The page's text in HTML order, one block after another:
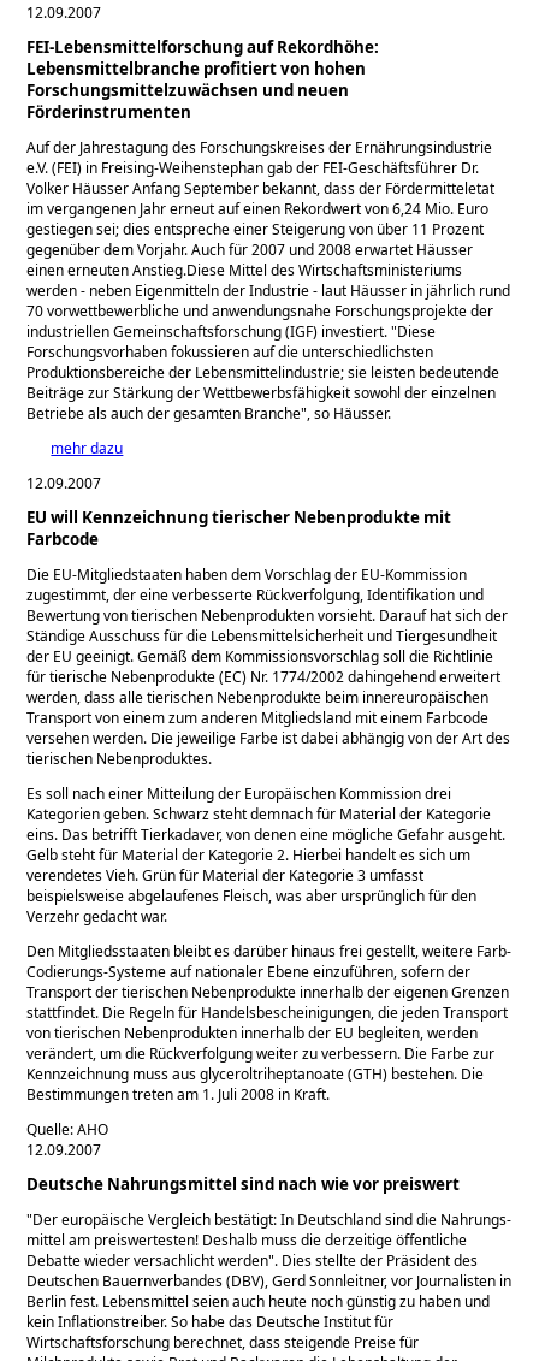
12.09.2007
FEI-Lebensmittelforschung auf Rekordhöhe:
Lebensmittelbranche profitiert von hohen
Forschungsmittelzuwächsen und neuen
Förderinstrumenten
Auf der Jahrestagung des Forschungskreises der Ernährungsindustrie
e.V. (FEI) in Freising-Weihenstephan gab der FEI-Geschäftsführer Dr.
Volker Häusser Anfang September bekannt, dass der Fördermitteletat
im vergangenen Jahr erneut auf einen Rekordwert von 6,24 Mio. Euro
gestiegen sei; dies entspreche einer Steigerung von über 11 Prozent
gegenüber dem Vorjahr. Auch für 2007 und 2008 erwartet Häusser
einen erneuten Anstieg.Diese Mittel des Wirtschaftsministeriums
werden - neben Eigenmitteln der Industrie - laut Häusser in jährlich rund
70 vorwettbewerbliche und anwendungsnahe Forschungsprojekte der
industriellen Gemeinschaftsforschung (IGF) investiert. "Diese
Forschungsvorhaben fokussieren auf die unterschiedlichsten
Produktionsbereiche der Lebensmittelindustrie; sie leisten bedeutende
Beiträge zur Stärkung der Wettbewerbsfähigkeit sowohl der einzelnen
Betriebe als auch der gesamten Branche", so Häusser.
mehr dazu
12.09.2007
EU will Kennzeichnung tierischer Nebenprodukte mit
Farbcode
Die EU-Mitgliedstaaten haben dem Vorschlag der EU-Kommission
zugestimmt, der eine verbesserte Rückverfolgung, Identifikation und
Bewertung von tierischen Nebenprodukten vorsieht. Darauf hat sich der
Ständige Ausschuss für die Lebensmittelsicherheit und Tiergesundheit
der EU geeinigt. Gemäß dem Kommissionsvorschlag soll die Richtlinie
für tierische Nebenprodukte (EC) Nr. 1774/2002 dahingehend erweitert
werden, dass alle tierischen Nebenprodukte beim innereuropäischen
Transport von einem zum anderen Mitgliedsland mit einem Farbcode
versehen werden. Die jeweilige Farbe ist dabei abhängig von der Art des
tierischen Nebenproduktes.
Es soll nach einer Mitteilung der Europäischen Kommission drei
Kategorien geben. Schwarz steht demnach für Material der Kategorie
eins. Das betrifft Tierkadaver, von denen eine mögliche Gefahr ausgeht.
Gelb steht für Material der Kategorie 2. Hierbei handelt es sich um
verendetes Vieh. Grün für Material der Kategorie 3 umfasst
beispielsweise abgelaufenes Fleisch, was aber ursprünglich für den
Verzehr gedacht war.
Den Mitgliedsstaaten bleibt es darüber hinaus frei gestellt, weitere Farb-
Codierungs-Systeme auf nationaler Ebene einzuführen, sofern der
Transport der tierischen Nebenprodukte innerhalb der eigenen Grenzen
stattfindet. Die Regeln für Handelsbescheinigungen, die jeden Transport
von tierischen Nebenprodukten innerhalb der EU begleiten, werden
verändert, um die Rückverfolgung weiter zu verbessern. Die Farbe zur
Kennzeichnung muss aus glyceroltriheptanoate (GTH) bestehen. Die
Bestimmungen treten am 1. Juli 2008 in Kraft.
Quelle: AHO
12.09.2007
Deutsche Nahrungsmittel sind nach wie vor preiswert
Der europäische Vergleich bestätigt: In Deutschland sind die Nahrungs­
mittel am preiswertesten! Deshalb muss die derzeitige öffentliche
Debatte wieder versachlicht werden . Dies stellte der Präsident des
Deutschen Bauernverbandes (DBV), Gerd Sonnleitner, vor Journalisten in
Berlin fest. Lebensmittel seien auch heute noch günstig zu haben und
kein Inflationstreiber. So habe das Deutsche Institut für
Wirtschaftsforschung berechnet, dass steigende Preise für